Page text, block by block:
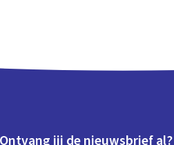
Ontvang jij de nieuwsbrief